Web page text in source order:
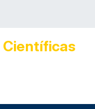
Científicas